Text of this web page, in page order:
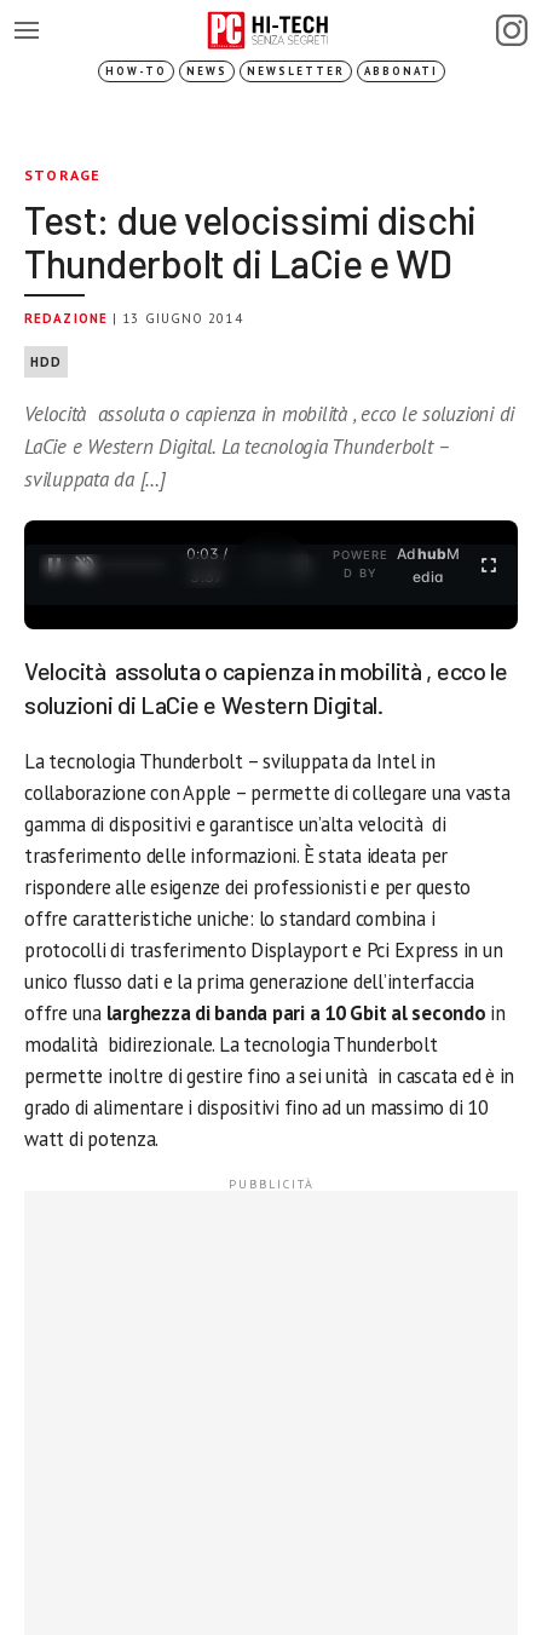
HOW-TO NEWS NEWSLETTER ABBONATI
STORAGE
Test: due velocissimi dischi
Thunderbolt di LaCie e WD
REDAZIONE | 13 GIUGNO 2014
HDD
Velocità assoluta o capienza in mobilità , ecco le soluzioni di
LaCie e Western Digital. La tecnologia Thunderbolt –
sviluppata da […]
0:04 /
3:37
POWERE
D BY
AdhubM
edia
Velocità assoluta o capienza in mobilità , ecco le
soluzioni di LaCie e Western Digital.
La tecnologia Thunderbolt – sviluppata da Intel in
collaborazione con Apple – permette di collegare una vasta
gamma di dispositivi e garantisce un’alta velocità di
trasferimento delle informazioni. È stata ideata per
rispondere alle esigenze dei professionisti e per questo
offre caratteristiche uniche: lo standard combina i
protocolli di trasferimento Displayport e Pci Express in un
unico flusso dati e la prima generazione dell’interfaccia
offre una larghezza di banda pari a 10 Gbit al secondo in
modalità bidirezionale. La tecnologia Thunderbolt
permette inoltre di gestire fino a sei unità in cascata ed è in
grado di alimentare i dispositivi fino ad un massimo di 10
watt di potenza.